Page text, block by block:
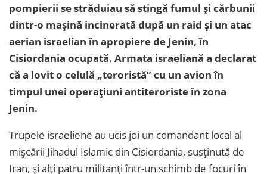
pompierii se străduiau să stingă fumul și cărbunii
dintr-o mașină incinerată după un raid și un atac
aerian israelian în apropiere de Jenin, în
Cisiordania ocupată. Armata israeliană a declarat
că a lovit o celulă „teroristă” cu un avion în
timpul unei operațiuni antiteroriste în zona
Jenin.
Trupele israeliene au ucis joi un comandant local al
mișcării Jihadul Islamic din Cisiordania, susținută de
Iran, și alți patru militanți într-un schimb de focuri în